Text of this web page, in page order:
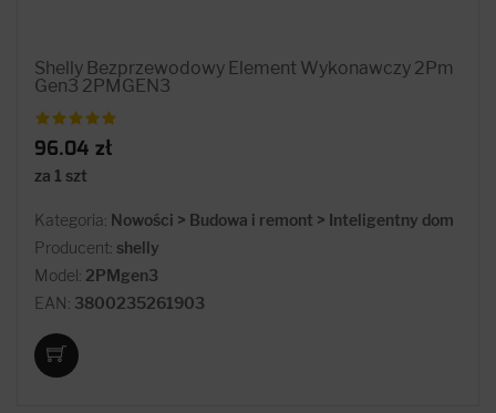
Shelly Bezprzewodowy Element Wykonawczy 2Pm
Gen3 2PMGEN3
96.04 zł
za 1 szt
Kategoria: Nowości > Budowa i remont > Inteligentny dom
Producent: shelly
Model: 2PMgen3
EAN: 3800235261903